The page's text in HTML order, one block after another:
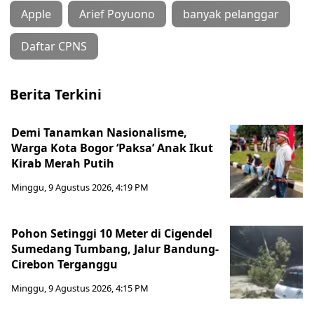
Apple Arief Poyuono banyak pelanggar
Daftar CPNS
Berita Terkini
Demi Tanamkan Nasionalisme,
Warga Kota Bogor ‘Paksa’ Anak Ikut
Kirab Merah Putih
Minggu, 9 Agustus 2026, 4:19 PM
Pohon Setinggi 10 Meter di Cigendel
Sumedang Tumbang, Jalur Bandung-
Cirebon Terganggu
Minggu, 9 Agustus 2026, 4:15 PM